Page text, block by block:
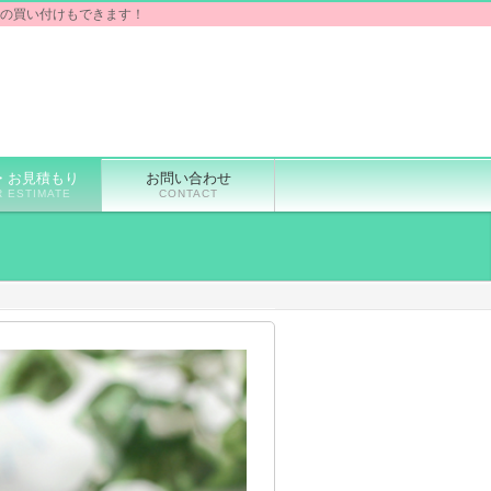
買い付けもできます！
お見積もり
ESTIMATE
お問い合わせ
CONTACT